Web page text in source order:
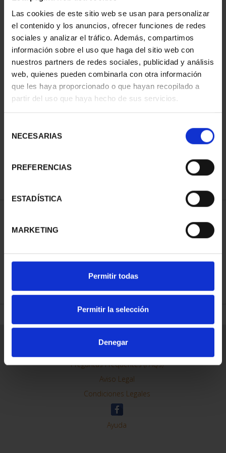
Las cookies de este sitio web se usan para personalizar
el contenido y los anuncios, ofrecer funciones de redes
sociales y analizar el tráfico. Además, compartimos
información sobre el uso que haga del sitio web con
nuestros partners de redes sociales, publicidad y análisis
web, quienes pueden combinarla con otra información
que les haya proporcionado o que hayan recopilado a
partir del uso que haya hecho de sus servicios.
NECESARIAS
PREFERENCIAS
ESTADÍSTICA
MARKETING
Permitir todas
Permitir la selección
Denegar
PATRIMONIO
NACIONAL II - PALACIO
73,00 €
REFINAR
Información General
Contacto
Preguntas Frequentes (FAQs)
Aviso Legal
Condiciones Legales
Ayuda